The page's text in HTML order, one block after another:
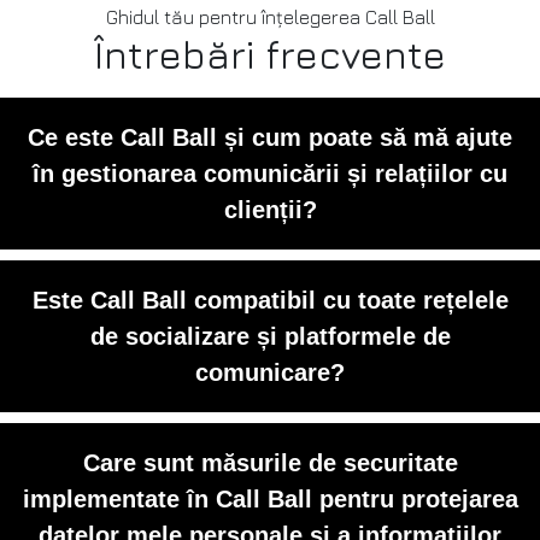
Ghidul tău pentru înțelegerea Call Ball
Întrebări frecvente
Ce este Call Ball și cum poate să mă ajute
în gestionarea comunicării și relațiilor cu
clienții?
Call Ball este o aplicație care integrează
datele de contact și rețelele de
socializare ale utilizatorului pentru a
relațiilor cu clienții. Prin centralizarea
informațiilor, utilizatorii pot accesa rapid
și eficient datele necesare pentru a
Este Call Ball compatibil cu toate rețelele
de socializare și platformele de
comunicare?
Da, Call Ball este proiectat pentru a fi
compatibil cu o varietate de rețele de
socializare și platforme de comunicare
Care sunt măsurile de securitate
implementate în Call Ball pentru protejarea